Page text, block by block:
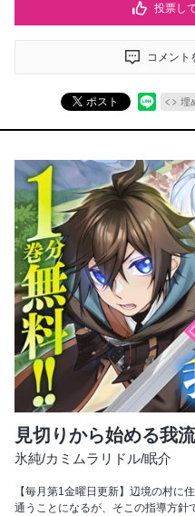
投票し
コメント
ポスト 埋
見切りから始める我
氷純/カミムラリドル/眠介
【毎月第1金曜日更新】辺境の村に
通うことになるが、そこの指導方針